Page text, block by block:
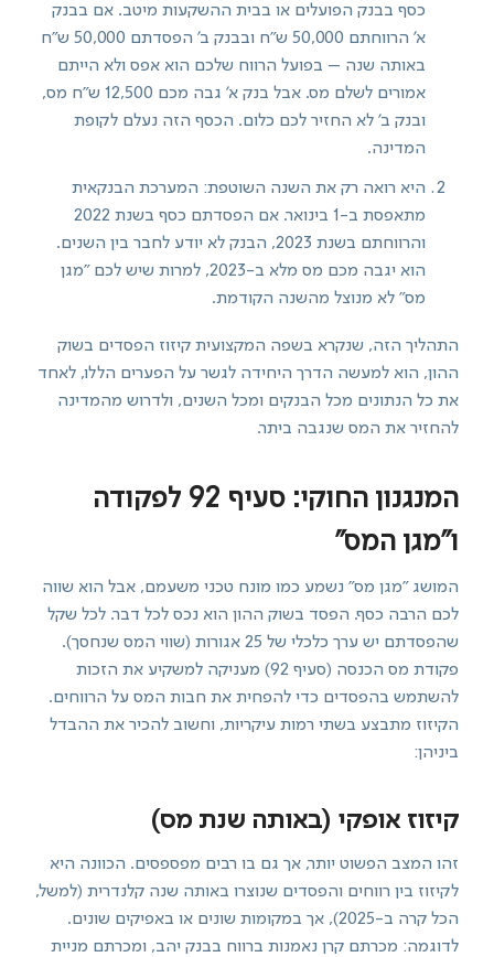
כסף בבנק הפועלים או בבית ההשקעות מיטב. אם בבנק
א' הרווחתם 50,000 ש"ח ובבנק ב' הפסדתם 50,000 ש"ח
באותה שנה – בפועל הרווח שלכם הוא אפס ולא הייתם
אמורים לשלם מס. אבל בנק א' גבה מכם 12,500 ש"ח מס,
ובנק ב' לא החזיר לכם כלום. הכסף הזה נעלם לקופת
המדינה.
היא רואה רק את השנה השוטפת: המערכת הבנקאית
מתאפסת ב-1 בינואר. אם הפסדתם כסף בשנת 2022
והרווחתם בשנת 2023, הבנק לא יודע לחבר בין השנים.
הוא יגבה מכם מס מלא ב-2023, למרות שיש לכם "מגן
מס" לא מנוצל מהשנה הקודמת.
התהליך הזה, שנקרא בשפה המקצועית קיזוז הפסדים בשוק
ההון, הוא למעשה הדרך היחידה לגשר על הפערים הללו, לאחד
את כל הנתונים מכל הבנקים ומכל השנים, ולדרוש מהמדינה
להחזיר את המס שנגבה ביתר.
המנגנון החוקי: סעיף 92 לפקודה
ו"מגן המס"
המושג "מגן מס" נשמע כמו מונח טכני משעמם, אבל הוא שווה
לכם הרבה כסף. הפסד בשוק ההון הוא נכס לכל דבר. לכל שקל
שהפסדתם יש ערך כלכלי של 25 אגורות (שווי המס שנחסך).
פקודת מס הכנסה (סעיף 92) מעניקה למשקיע את הזכות
להשתמש בהפסדים כדי להפחית את חבות המס על הרווחים.
הקיזוז מתבצע בשתי רמות עיקריות, וחשוב להכיר את ההבדל
ביניהן:
קיזוז אופקי (באותה שנת מס)
זהו המצב הפשוט יותר, אך גם בו רבים מפספסים. הכוונה היא
לקיזוז בין רווחים והפסדים שנוצרו באותה שנה קלנדרית (למשל,
הכל קרה ב-2025), אך במקומות שונים או באפיקים שונים.
לדוגמה: מכרתם קרן נאמנות ברווח בבנק יהב, ומכרתם מניית